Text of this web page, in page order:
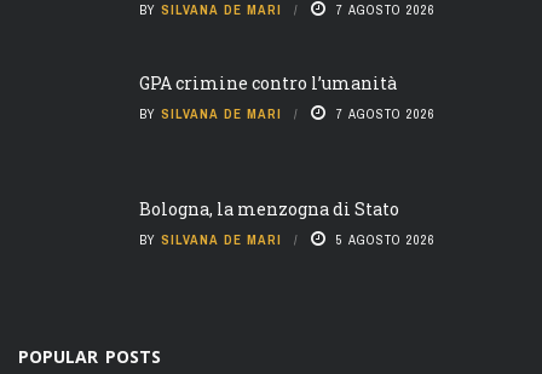
BY SILVANA DE MARI 7 AGOSTO 2026
GPA crimine contro l’umanità
BY SILVANA DE MARI 7 AGOSTO 2026
Bologna, la menzogna di Stato
BY SILVANA DE MARI 5 AGOSTO 2026
POPULAR POSTS